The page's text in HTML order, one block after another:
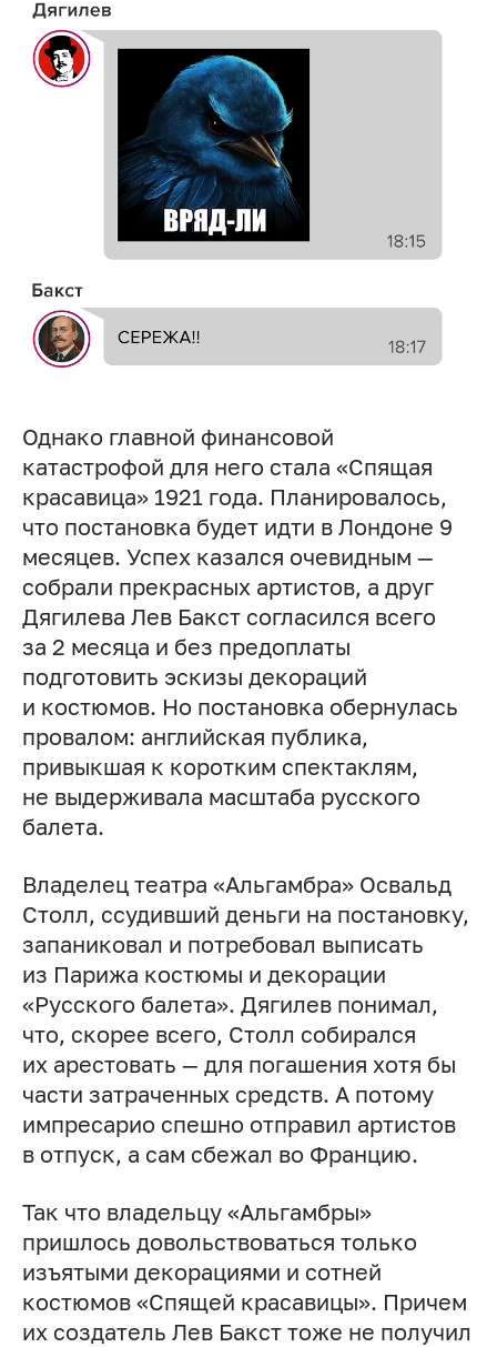
Однако главной финансовой
катастрофой для него стала «Спящая
красавица» 1921 года. Планировалось,
что постановка будет идти в Лондоне 9
месяцев. Успех казался очевидным —
собрали прекрасных артистов, а друг
Дягилева Лев Бакст согласился всего
за 2 месяца и без предоплаты
подготовить эскизы декораций
и костюмов. Но постановка обернулась
провалом: английская публика,
привыкшая к коротким спектаклям,
не выдерживала масштаба русского
балета.
Владелец театра «Альгамбра» Освальд
Столл, ссудивший деньги на постановку,
запаниковал и потребовал выписать
из Парижа костюмы и декорации
«Русского балета». Дягилев понимал,
что, скорее всего, Столл собирался
их арестовать — для погашения хотя бы
части затраченных средств. А потому
импресарио спешно отправил артистов
в отпуск, а сам сбежал во Францию.
Так что владельцу «Альгамбры»
пришлось довольствоваться только
изъятыми декорациями и сотней
костюмов «Спящей красавицы». Причем
их создатель Лев Бакст тоже не получил